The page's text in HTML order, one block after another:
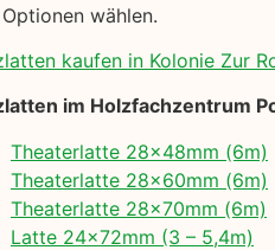
wählen.
kaufen in Kolonie Zur
im Holzfachzentrum
Theaterlatte 28x48mm (6m)
Theaterlatte 28x60mm (6m)
Theaterlatte 28x70mm (6m)
Latte 24x72mm (3 – 5,4m)